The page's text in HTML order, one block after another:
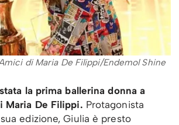
di Maria De Filippi/Endemol Shine
la prima ballerina donna a
Maria De Filippi. Protagonista
edizione, Giulia è presto